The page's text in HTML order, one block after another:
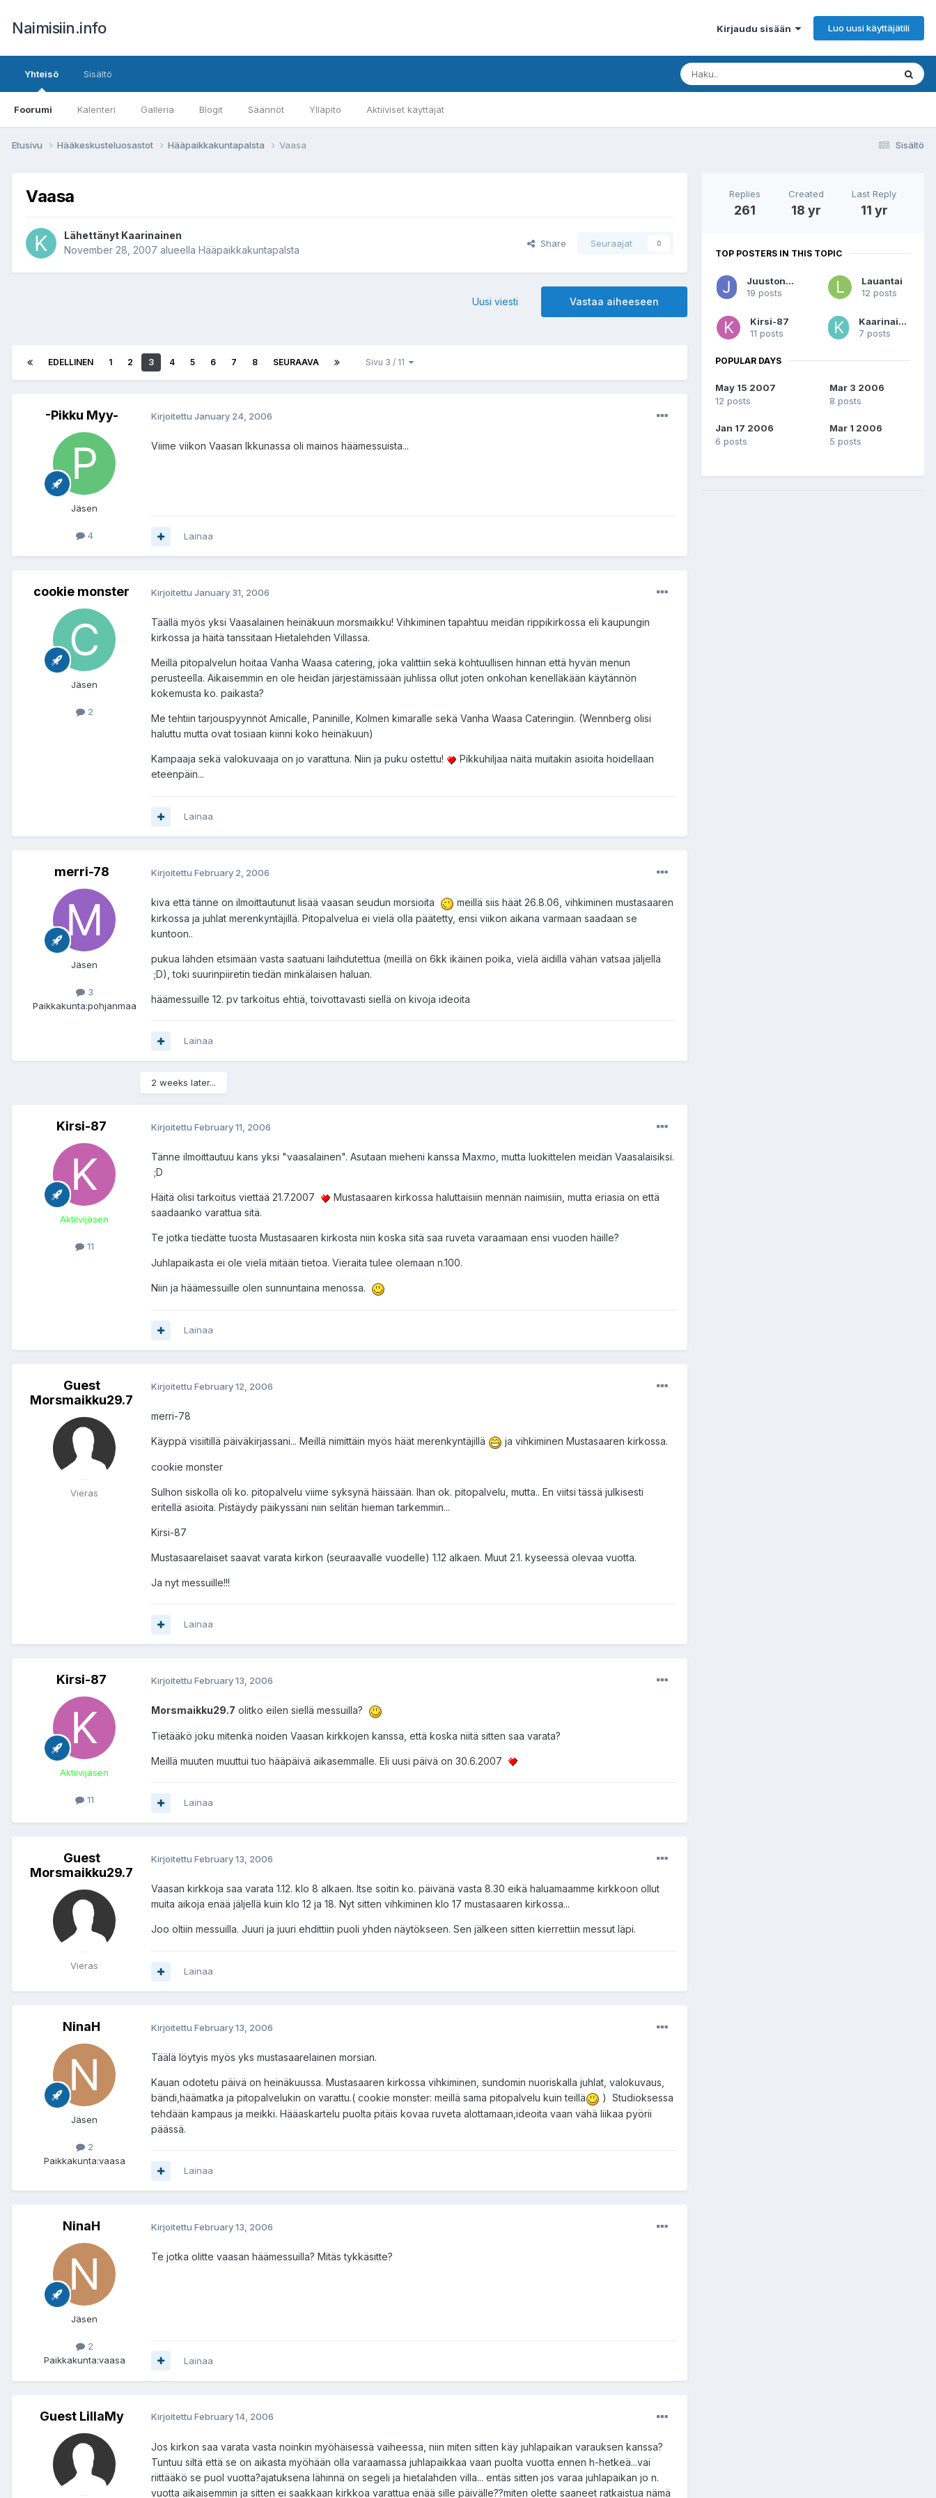
Naimisiin.info Kirjaudu sisään Luo uusi käyttäjätili
Yhteisö
Foorumi Kalenteri Galleria Blogit Säännöt Ylläpito Aktiiviset käyttäjät
Sisältö
Sisältö
Etusivu Hääkeskusteluosastot Hääpaikkakuntapalsta Vaasa
Vaasa
Lähettänyt Kaarinainen
November 28, 2007 alueella Hääpaikkakuntapalsta
Share Seuraajat 0
Vastaa aiheeseen
Uusi viesti
EDELLINEN 1 2 3 4 5 6 7 8 SEURAAVA Sivu 3 / 11
-Pikku Myy-
Jäsen
4
Kirjoitettu January 24, 2006
Viime viikon Vaasan Ikkunassa oli mainos häämessuista...
Lainaa
cookie monster
Jäsen
2
Kirjoitettu January 31, 2006
Täällä myös yksi Vaasalainen heinäkuun morsmaikku! Vihkiminen tapahtuu meidän rippikirkossa eli kaupungin
kirkossa ja häitä tanssitaan Hietalehden Villassa.
Meillä pitopalvelun hoitaa Vanha Waasa catering, joka valittiin sekä kohtuullisen hinnan että hyvän menun
perusteella. Aikaisemmin en ole heidän järjestämissään juhlissa ollut joten onkohan kenelläkään käytännön
kokemusta ko. paikasta?
Me tehtiin tarjouspyynnöt Amicalle, Paninille, Kolmen kimaralle sekä Vanha Waasa Cateringiin. (Wennberg olisi
haluttu mutta ovat tosiaan kiinni koko heinäkuun)
Kampaaja sekä valokuvaaja on jo varattuna. Niin ja puku ostettu!
Pikkuhiljaa näitä muitakin asioita hoidellaan
eteenpäin...
Lainaa
merri-78
Jäsen
3
Paikkakunta:pohjanmaa
Kirjoitettu February 2, 2006
kiva että tänne on ilmoittautunut lisää vaasan seudun morsioita
meillä siis häät 26.8.06, vihkiminen mustasaaren
kirkossa ja juhlat merenkyntäjillä. Pitopalvelua ei vielä olla päätetty, ensi viikon aikana varmaan saadaan se
kuntoon..
pukua lähden etsimään vasta saatuani laihdutettua (meillä on 6kk ikäinen poika, vielä äidillä vähän vatsaa jäljellä
;D), toki suurinpiiretin tiedän minkälaisen haluan.
häämessuille 12. pv tarkoitus ehtiä, toivottavasti siellä on kivoja ideoita
Lainaa
2 weeks later...
Kirsi-87
Aktiivijäsen
11
Kirjoitettu February 11, 2006
Tänne ilmoittautuu kans yksi "vaasalainen". Asutaan mieheni kanssa Maxmo, mutta luokittelen meidän Vaasalaisiksi.
;D
Häitä olisi tarkoitus viettää 21.7.2007
Mustasaaren kirkossa haluttaisiin mennän naimisiin, mutta eriasia on että
saadaanko varattua sitä.
Te jotka tiedätte tuosta Mustasaaren kirkosta niin koska sitä saa ruveta varaamaan ensi vuoden häille?
Juhlapaikasta ei ole vielä mitään tietoa. Vieraita tulee olemaan n.100.
Niin ja häämessuille olen sunnuntaina menossa.
Lainaa
Guest
Morsmaikku29.7
Vieras
Kirjoitettu February 12, 2006
merri-78
Käyppä visiitillä päiväkirjassani... Meillä nimittäin myös häät merenkyntäjillä ja vihkiminen Mustasaaren kirkossa.
cookie monster
Sulhon siskolla oli ko. pitopalvelu viime syksynä häissään. Ihan ok. pitopalvelu, mutta.. En viitsi tässä julkisesti
eritellä asioita. Pistäydy päikyssäni niin selitän hieman tarkemmin...
Kirsi-87
Mustasaarelaiset saavat varata kirkon (seuraavalle vuodelle) 1.12 alkaen. Muut 2.1. kyseessä olevaa vuotta.
Ja nyt messuille!!!
Lainaa
Kirsi-87
Aktiivijäsen
11
Kirjoitettu February 13, 2006
Morsmaikku29.7 olitko eilen siellä messuilla?
Tietääkö joku mitenkä noiden Vaasan kirkkojen kanssa, että koska niitä sitten saa varata?
Meillä muuten muuttui tuo hääpäivä aikasemmalle. Eli uusi päivä on 30.6.2007
Lainaa
Guest
Morsmaikku29.7
Vieras
Kirjoitettu February 13, 2006
Vaasan kirkkoja saa varata 1.12. klo 8 alkaen. Itse soitin ko. päivänä vasta 8.30 eikä haluamaamme kirkkoon ollut
muita aikoja enää jäljellä kuin klo 12 ja 18. Nyt sitten vihkiminen klo 17 mustasaaren kirkossa...
Joo oltiin messuilla. Juuri ja juuri ehdittiin puoli yhden näytökseen. Sen jälkeen sitten kierrettiin messut läpi.
Lainaa
NinaH
Jäsen
2
Paikkakunta:vaasa
Kirjoitettu February 13, 2006
Täälä löytyis myös yks mustasaarelainen morsian.
Kauan odotetu päivä on heinäkuussa. Mustasaaren kirkossa vihkiminen, sundomin nuoriskalla juhlat, valokuvaus,
bändi,häämatka ja pitopalvelukin on varattu.( cookie monster: meillä sama pitopalvelu kuin teillä
) Studioksessa
tehdään kampaus ja meikki. Hääaskartelu puolta pitäis kovaa ruveta alottamaan,ideoita vaan vähä liikaa pyörii
päässä.
Lainaa
NinaH
Jäsen
2
Paikkakunta:vaasa
Kirjoitettu February 13, 2006
Te jotka olitte vaasan häämessuilla? Mitäs tykkäsitte?
Lainaa
Guest LillaMy Kirjoitettu February 14, 2006
Jos kirkon saa varata vasta noinkin myöhäisessä vaiheessa, niin miten sitten käy juhlapaikan varauksen kanssa?
Tuntuu siltä että se on aikasta myöhään olla varaamassa juhlapaikkaa vaan puolta vuotta ennen h-hetkeä...vai
riittääkö se puol vuotta?ajatuksena lähinnä on segeli ja hietalahden villa... entäs sitten jos varaa juhlapaikan jo n.
vuotta aikaisemmin ja sitten ei saakkaan kirkkoa varattua enää sille päivälle??miten olette saaneet ratkaistua nämä
Replies
261
Created
18 yr
Last Reply
11 yr
TOP POSTERS IN THIS TOPIC
Juustonaksu
19 posts
Lauantai
12 posts
Kirsi-87
11 posts
Kaarinainen
7 posts
POPULAR DAYS
May 15 2007
12 posts
Mar 3 2006
8 posts
Jan 17 2006
6 posts
Mar 1 2006
5 posts